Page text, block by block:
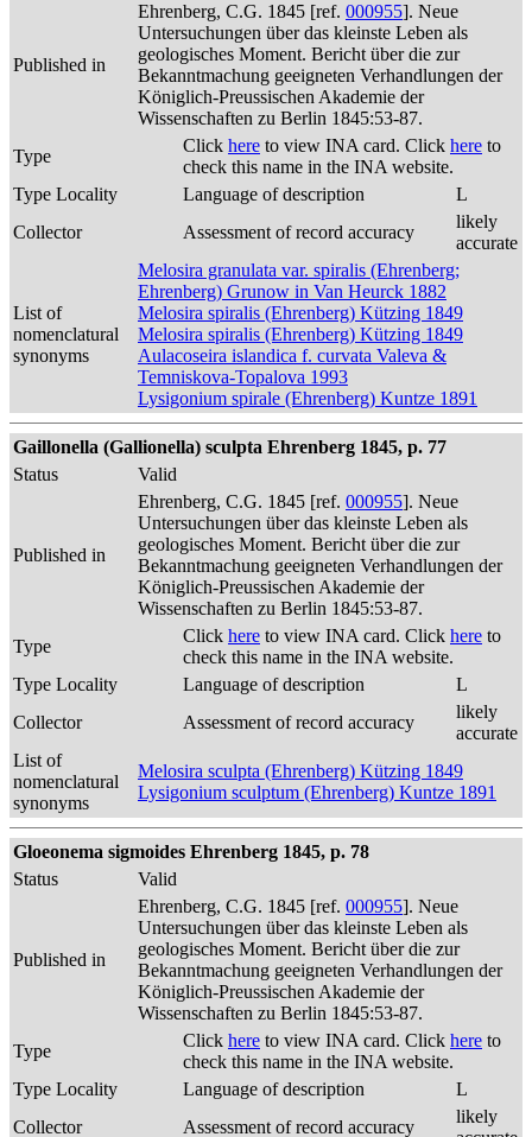
Published in
Ehrenberg, C.G. 1845 [ref. 000955]. Neue
Untersuchungen über das kleinste Leben als
geologisches Moment. Bericht über die zur
Bekanntmachung geeigneten Verhandlungen der
Königlich-Preussischen Akademie der
Wissenschaften zu Berlin 1845:53-87.
Type
Click here to view INA card. Click here to
check this name in the INA website.
Type Locality
Language of description
L
Collector
Assessment of record accuracy
likely
accurate
List of
nomenclatural
synonyms
Melosira granulata var. spiralis (Ehrenberg;
Ehrenberg) Grunow in Van Heurck 1882
Melosira spiralis (Ehrenberg) Kützing 1849
Melosira spiralis (Ehrenberg) Kützing 1849
Aulacoseira islandica f. curvata Valeva &
Temniskova-Topalova 1993
Lysigonium spirale (Ehrenberg) Kuntze 1891
Gaillonella (Gallionella) sculpta Ehrenberg 1845, p. 77
Status
Valid
Published in
Ehrenberg, C.G. 1845 [ref. 000955]. Neue
Untersuchungen über das kleinste Leben als
geologisches Moment. Bericht über die zur
Bekanntmachung geeigneten Verhandlungen der
Königlich-Preussischen Akademie der
Wissenschaften zu Berlin 1845:53-87.
Type
Click here to view INA card. Click here to
check this name in the INA website.
Type Locality
Language of description
L
Collector
Assessment of record accuracy
likely
accurate
List of
nomenclatural
synonyms
Melosira sculpta (Ehrenberg) Kützing 1849
Lysigonium sculptum (Ehrenberg) Kuntze 1891
Gloeonema sigmoides Ehrenberg 1845, p. 78
Status
Valid
Published in
Ehrenberg, C.G. 1845 [ref. 000955]. Neue
Untersuchungen über das kleinste Leben als
geologisches Moment. Bericht über die zur
Bekanntmachung geeigneten Verhandlungen der
Königlich-Preussischen Akademie der
Wissenschaften zu Berlin 1845:53-87.
Type
Click here to view INA card. Click here to
check this name in the INA website.
Type Locality
Language of description
L
Collector
Assessment of record accuracy
likely